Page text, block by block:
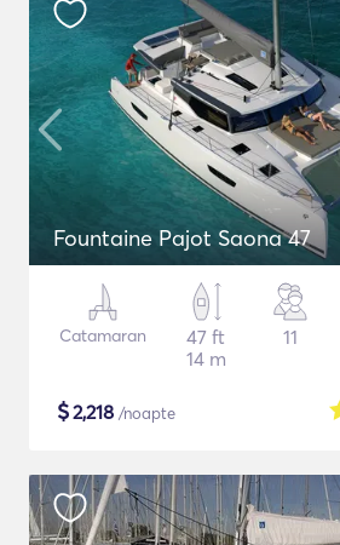
Fountaine Pajot Saona 47
Catamaran
47 ft
14 m
11
$2,218 /noapte